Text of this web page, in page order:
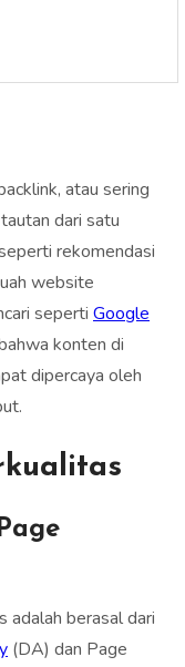
atau sering
dari satu
rekomendasi
website
seperti Google
konten di
dipercaya oleh
adalah berasal dari
(DA) dan Page